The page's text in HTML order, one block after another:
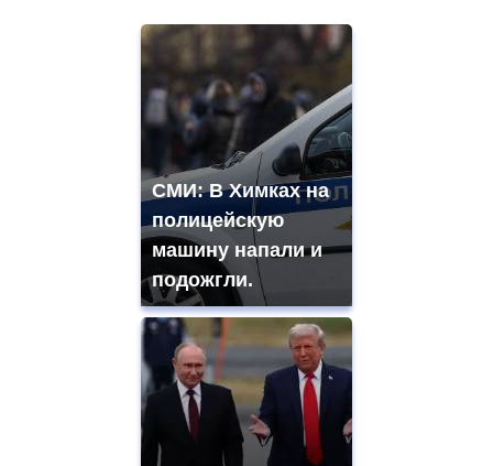
СМИ: В Химках на
полицейскую
машину напали и
подожгли.